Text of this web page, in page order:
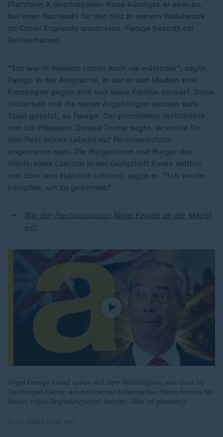
Plattform X übertragenen Rede kündigte er aber an,
bei einer Nachwahl für den Sitz in seinem Wahlbezirk
im Osten Englands anzutreten. Farage bestritt ein
Fehlverhalten.
"Ich war in meinem Leben noch nie wütender", sagte
Farage in der Ansprache, in der er den Medien eine
Kampagne gegen sich und seine Familie vorwarf. Seine
Sicherheit und die seiner Angehörigen würden aufs
Spiel gesetzt, so Farage. Der prominente Verbündete
von US-Präsident Donald Trump sagte, er werde für
den Rest seines Lebens auf Personenschutz
angewiesen sein. Die Bürgerinnen und Bürger des
Wahlkreises Clacton in der Grafschaft Essex sollten
nun über sein Handeln urteilen, sagte er. "Ich werde
kämpfen, um zu gewinnen."
Wie der Rechtspopulist Nigel Farage an die Macht
will
Nigel Farage stand schon auf dem Abstellgleis, war Gast im
Dschungel-Camp, ein politischer Außenseiter. Heute könnte Mr.
Brexit sogar Regierungschef werden. Was ist passiert?